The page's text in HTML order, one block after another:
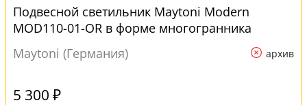
Подвесной светильник Maytoni Modern
MOD110-01-OR в форме многогранника
Maytoni (Германия)
архив
5 300 ₽